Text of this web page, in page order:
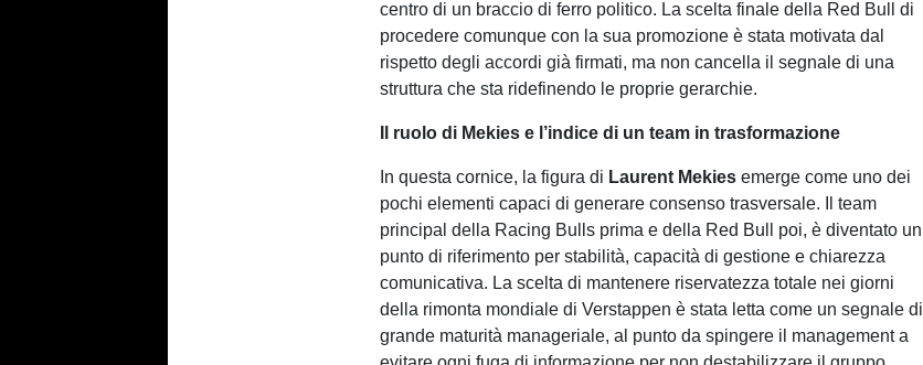
centro di un braccio di ferro politico. La scelta finale della Red Bull di
procedere comunque con la sua promozione è stata motivata dal
rispetto degli accordi già firmati, ma non cancella il segnale di una
struttura che sta ridefinendo le proprie gerarchie.
Il ruolo di Mekies e l’indice di un team in trasformazione
In questa cornice, la figura di Laurent Mekies emerge come uno dei
pochi elementi capaci di generare consenso trasversale. Il team
principal della Racing Bulls prima e della Red Bull poi, è diventato un
punto di riferimento per stabilità, capacità di gestione e chiarezza
comunicativa. La scelta di mantenere riservatezza totale nei giorni
della rimonta mondiale di Verstappen è stata letta come un segnale di
grande maturità manageriale, al punto da spingere il management a